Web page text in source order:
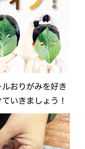
おりがみを好き
いきましょう！